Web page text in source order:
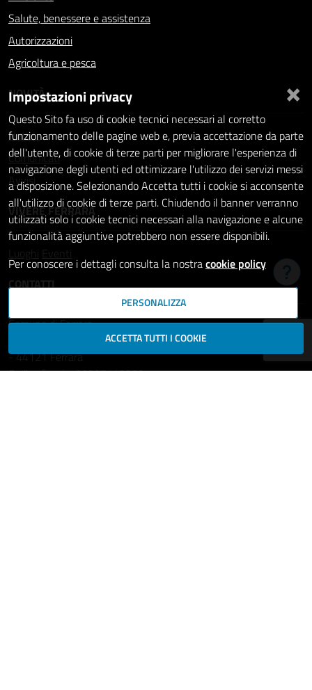
Salute, benessere e assistenza
Autorizzazioni
Agricoltura e pesca
NOVITÀ
Notizie
Comunicati
Avvisi
VIVERE FERRARA
Luoghi
Eventi
CONTATTI
Comune di Ferrara
Piazza del Municipio, 2
- 44121 Ferrara
Codice fiscale: 00297110389
×
Impostazioni privacy
Questo Sito fa uso di cookie tecnici necessari al corretto
funzionamento delle pagine web e, previa accettazione da parte
dell'utente, di cookie di terze parti per migliorare l'esperienza di
navigazione degli utenti ed ottimizzare l'utilizzo dei servizi messi
a disposizione. Selezionando Accetta tutti i cookie si acconsente
all'utilizzo di cookie di terze parti. Chiudendo il banner verranno
utilizzati solo i cookie tecnici necessari alla navigazione e alcune
funzionalità aggiuntive potrebbero non essere disponibili.
Per conoscere i dettagli consulta la nostracookie policy
PERSONALIZZA
ACCETTA TUTTI I COOKIE
Hai